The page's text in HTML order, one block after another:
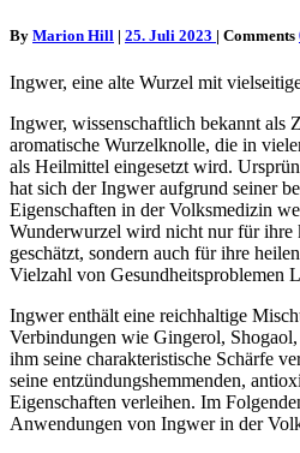
By Marion Hill | 25. Juli 2023 | Comments
Ingwer, eine alte Wurzel mit
Ingwer, wissenschaftlich bekannt als
aromatische Wurzelknolle, die in
als Heilmittel eingesetzt wird.
hat sich der Ingwer aufgrund seiner
Eigenschaften in der Volksmedizin
Wunderwurzel wird nicht nur für ihre
geschätzt, sondern auch für ihre
Vielzahl von Gesundheitsproblemen
Ingwer enthält eine reichhaltige
Verbindungen wie Gingerol,
ihm seine charakteristische Schärfe
seine entzündungshemmenden,
Eigenschaften verleihen. Im
Anwendungen von Ingwer in der